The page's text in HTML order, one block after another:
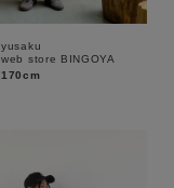
yusaku
web store BINGOYA
170cm